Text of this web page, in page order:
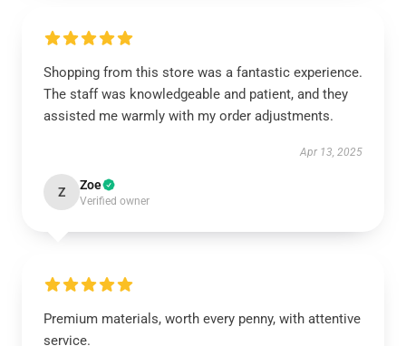
Shopping from this store was a fantastic experience.
The staff was knowledgeable and patient, and they
assisted me warmly with my order adjustments.
Apr 13, 2025
Z Zoe
Verified owner
Premium materials, worth every penny, with attentive
service.